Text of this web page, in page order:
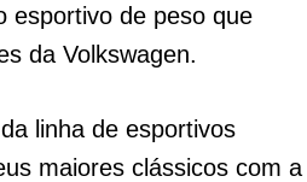
esportivo de peso que
da Volkswagen.
linha de esportivos
maiores clássicos com a